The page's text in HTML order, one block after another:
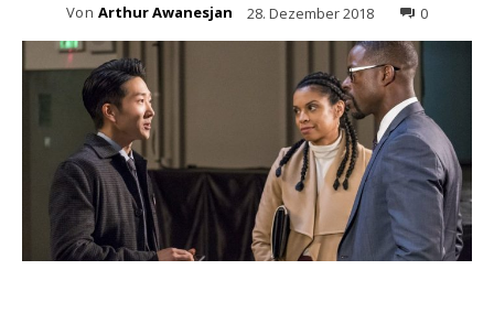
Von Arthur Awanesjan 28. Dezember 2018 0